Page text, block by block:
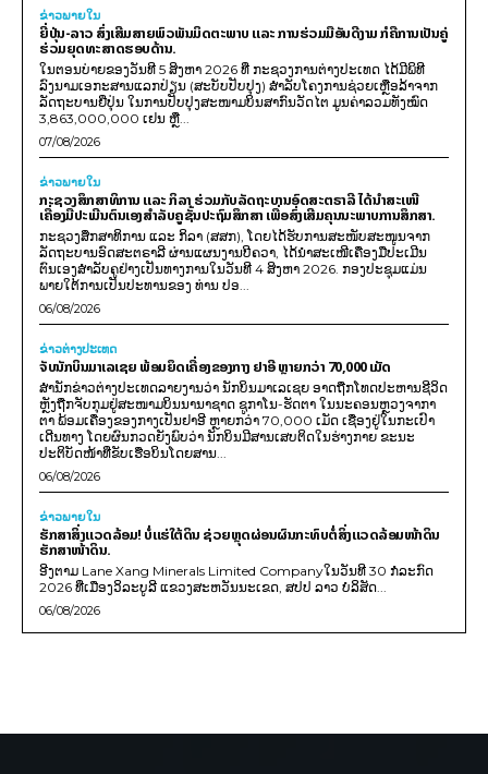
ຂ່າວພາຍ​ໃນ
ຍີ່ປຸ່ນ-ລາວ ສົ່ງເສີມສາຍພົວພັນມິດຕະພາບ ແລະ ການຮ່ວມມືອັນດີງາມ ກໍຄືການເປັນຄູ່
ຮ່ວມຍຸດທະສາດຮອບດ້ານ.
ໃນຕອນບ່າຍຂອງວັນທີ 5 ສິງຫາ 2026 ທີ່ ກະຊວງການຕ່າງປະເທດ ໄດ້ມີພິທີ
ລົງນາມເອກະສານແລກປ່ຽນ (ສະບັບປັບປຸງ) ສໍາລັບໂຄງການຊ່ວຍເຫຼືອລ້າຈາກ
ລັດຖະບານຍີ່ປຸ່ນ ໃນການປັບປຸງສະໜາມບິນສາກົນວັດໄຕ ມູນຄ່າລວມທັງໝົດ
3,863,000,000 ເຢນ ຫຼື...
07/08/2026
ຂ່າວພາຍ​ໃນ
ກະຊວງສຶກສາທິການ ແລະ ກິລາ ຮ່ວມກັບລັດຖະບານອົດສະຕຣາລີ ໄດ້ນຳສະເໜີ
ເຄື່ອງມືປະເມີນຕົນເອງສຳລັບຄູຊັ້ນປະຖົມສຶກສາ ເພື່ອສົ່ງເສີມຄຸນນະພາບການສຶກສາ.
ກະຊວງສຶກສາທິການ ແລະ ກິລາ (ສສກ), ໂດຍໄດ້ຮັບການສະໜັບສະໜູນຈາກ
ລັດຖະບານອົດສະຕຣາລີ ຜ່ານແຜນງານບີຄວາ, ໄດ້ນຳສະເໜີເຄື່ອງມືປະເມີນ
ຕົນເອງສຳລັບຄູຢ່າງເປັນທາງການໃນວັນທີ 4 ສິງຫາ 2026. ກອງປະຊຸມແມ່ນ
ພາຍໃຕ້ການເປັນປະທານຂອງ ທ່ານ ປອ...
06/08/2026
ຂ່າວຕ່າງປະເທດ
ຈັບນັກບິນມາເລເຊຍ ພ້ອມຍຶດເຄື່ອງຂອງກາງ ຢາອີ ຫຼາຍກວ່າ 70,000 ເມັດ
ສຳນັກຂ່າວຕ່າງປະເທດລາຍງານວ່າ ນັກບິນມາເລເຊຍ ອາດຖືກໂທດປະຫານຊີວິດ
ຫຼັງຖືກຈັບກຸມຢູ່ສະໜາມບິນນານາຊາດ ຊູກາໂນ-ຮັດຕາ ໃນນະຄອນຫຼວງຈາກາ
ຕາ ພ້ອມເຄື່ອງຂອງກາງເປັນຢາອີ ຫຼາຍກວ່າ 70,000 ເມັດ ເຊື່ອງຢູ່ໃນກະເປົາ
ເດີນທາງ ໂດຍຜົນກວດຍັງພົບວ່າ ນັກບິນມີສານເສບຕິດໃນຮ່າງກາຍ ຂະນະ
ປະຕິບັດໜ້າທີ່ຂັບເຮືອບິນໂດຍສານ...
06/08/2026
ຂ່າວພາຍ​ໃນ
ຮັກສາສິ່ງແວດລ້ອມ! ບໍ່ແຮ່ໃຕ້ດິນ ຊ່ວຍຫຼຸດຜ່ອນຜົນກະທົບຕໍ່ສິ່ງແວດລ້ອມໜ້າດິນ
ຮັກສາໜ້າດິນ.
ອີງຕາມ Lane Xang Minerals Limited Companyໃນວັນທີ 30 ກໍລະກົດ
2026 ທີ່ເມືອງວິລະບູລີ ແຂວງສະຫວັນນະເຂດ, ສປປ ລາວ ບໍລິສັດ...
06/08/2026